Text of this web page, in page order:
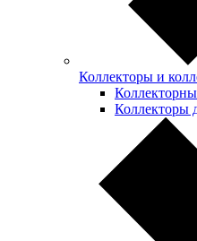
Коллекторы и
Коллекторы